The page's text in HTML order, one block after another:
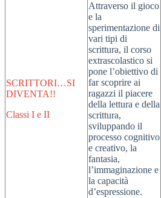
SCRITTORI…SI
DIVENTA!!
Classi I e II
Attraverso il gioco
e la
sperimentazione di
vari tipi di
scrittura, il corso
extrascolastico si
pone l’obiettivo di
far scoprire ai
ragazzi il piacere
della lettura e della
scrittura,
sviluppando il
processo cognitivo
e creativo, la
fantasia,
l’immaginazione e
la capacità
d’espressione.